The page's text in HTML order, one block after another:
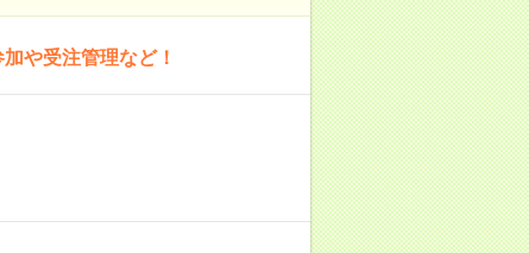
や受注管理など！